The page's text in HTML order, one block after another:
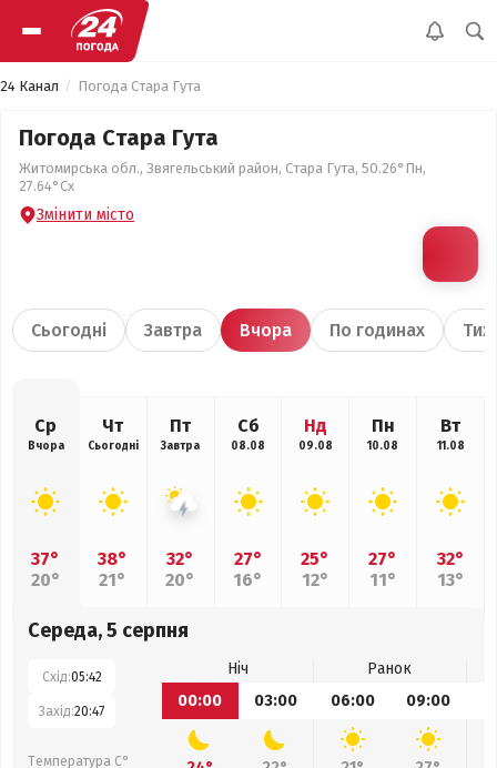
24 Канал Погода Стара Гута
Погода Стара Гута
Житомирська обл., Звягельський район, Стара Гута, 50.26°Пн,
27.64°Сх
Змінити місто
Сьогодні Завтра Вчора По годинах
Ср
Вчора
37°
20°
Чт
Сьогодні
38°
21°
Пт
Завтра
32°
20°
Сб
08.08
27°
16°
Нд
09.08
25°
12°
Пн
10.08
27°
11°
Вт
11.08
32°
13°
Середа, 5 серпня
Схід:05:42
Захід:20:47
Температура С°
Ніч
Ранок
00:00
03:00 06:00 09:00